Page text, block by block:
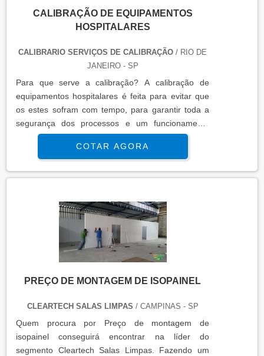
CALIBRAÇÃO DE EQUIPAMENTOS
HOSPITALARES
CALIBRARIO SERVIÇOS DE CALIBRAÇÃO / RIO DE
JANEIRO - SP
Para que serve a calibração? A calibração de
equipamentos hospitalares é feita para evitar que
os estes sofram com tempo, para garantir toda a
segurança dos processos e um funcionamento
pleno da máquina hospitalar, o ramo da saúde é
tão importante quanto qualquer outro, pois é
fundamental trabalhar com qualidade. Tudo isso é
oferecido por profissionais com experiências e
COTAR AGORA
PREÇO DE MONTAGEM DE ISOPAINEL
CLEARTECH SALAS LIMPAS / CAMPINAS - SP
Quem procura por Preço de montagem de
isopainel conseguirá encontrar na líder do
segmento Cleartech Salas Limpas. Fazendo um